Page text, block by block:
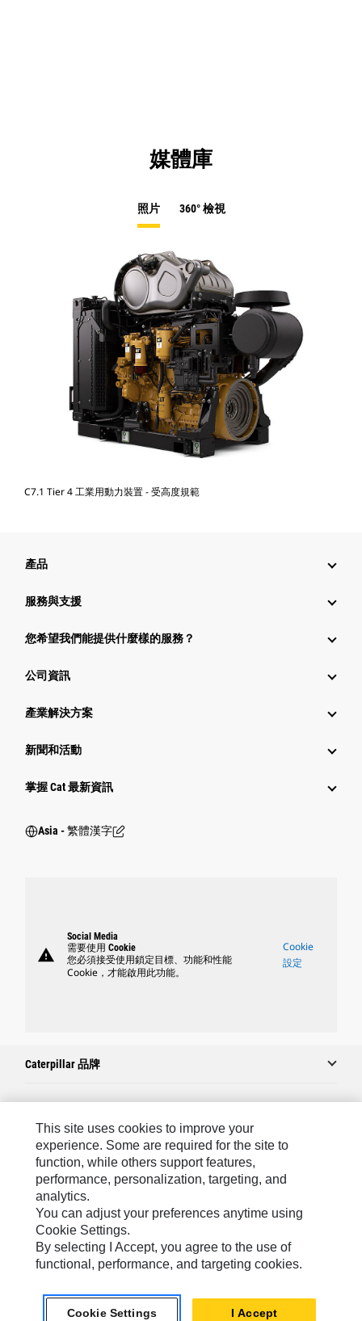
媒體庫
照片 360° 檢視
C7.1 Tier 4 工業用動力裝置 - 受高度規範
產品
服務與支援
您希望我們能提供什麼樣的服務？
公司資訊
產業解決方案
新聞和活動
掌握 Cat 最新資訊
Asia - 繁體漢字
warning
Social Media
需要使用 Cookie
您必須接受使用鎖定目標、功能和性能
Cookie，才能啟用此功能。
Cookie
設定
Caterpillar 品牌
Caterpillar.com
聯絡 Caterpillar
我的行銷偏好設定
網站地圖
Cookie Settings
法律
This site uses cookies to improve your
experience. Some are required for the site to
function, while others support features,
performance, personalization, targeting, and
analytics.
You can adjust your preferences anytime using
Cookie Settings.
By selecting I Accept, you agree to the use of
functional, performance, and targeting cookies.
Cookie Settings I Accept